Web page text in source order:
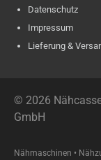
Datenschutz
Impressum
Lieferung &
© 2026
GmbH
Nähmaschinen •